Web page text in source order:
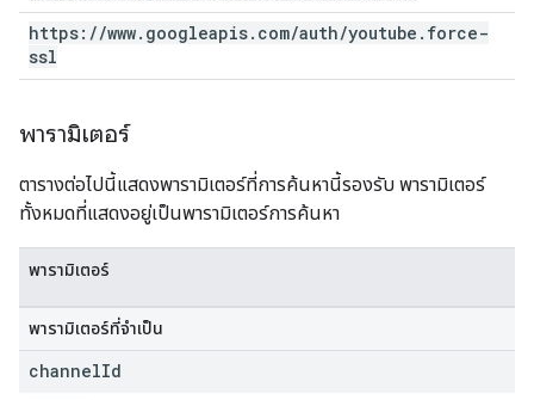
https: //www. googleapis. com/auth/youtube . force-
ssl
พารามิเตอร์
ตารางต่อไปนี้แสดงพารามิเตอร์ที่การค้นหานี้รองรับ พารามิเตอร์
ทั้งหมดที่แสดงอยู่เป็นพารามิเตอร์การค้นหา
พารามิเตอร์
พารามิเตอร์ที่จำเป็น
channelId